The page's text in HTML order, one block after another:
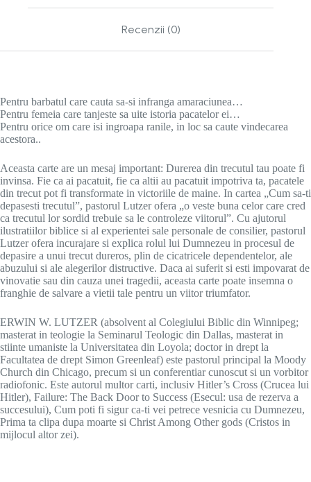
Recenzii (0)
Pentru barbatul care cauta sa-si infranga amaraciunea…
Pentru femeia care tanjeste sa uite istoria pacatelor ei…
Pentru orice om care isi ingroapa ranile, in loc sa caute vindecarea
acestora..
Aceasta carte are un mesaj important: Durerea din trecutul tau poate fi
invinsa. Fie ca ai pacatuit, fie ca altii au pacatuit impotriva ta, pacatele
din trecut pot fi transformate in victoriile de maine. In cartea „Cum sa-ti
depasesti trecutul”, pastorul Lutzer ofera „o veste buna celor care cred
ca trecutul lor sordid trebuie sa le controleze viitorul”. Cu ajutorul
ilustratiilor biblice si al experientei sale personale de consilier, pastorul
Lutzer ofera incurajare si explica rolul lui Dumnezeu in procesul de
depasire a unui trecut dureros, plin de cicatricele dependentelor, ale
abuzului si ale alegerilor distructive. Daca ai suferit si esti impovarat de
vinovatie sau din cauza unei tragedii, aceasta carte poate insemna o
franghie de salvare a vietii tale pentru un viitor triumfator.
ERWIN W. LUTZER (absolvent al Colegiului Biblic din Winnipeg;
masterat in teologie la Seminarul Teologic din Dallas, masterat in
stiinte umaniste la Universitatea din Loyola; doctor in drept la
Facultatea de drept Simon Greenleaf) este pastorul principal la Moody
Church din Chicago, precum si un conferentiar cunoscut si un vorbitor
radiofonic. Este autorul multor carti, inclusiv Hitler’s Cross (Crucea lui
Hitler), Failure: The Back Door to Success (Esecul: usa de rezerva a
succesului), Cum poti fi sigur ca-ti vei petrece vesnicia cu Dumnezeu,
Prima ta clipa dupa moarte si Christ Among Other gods (Cristos in
mijlocul altor zei).